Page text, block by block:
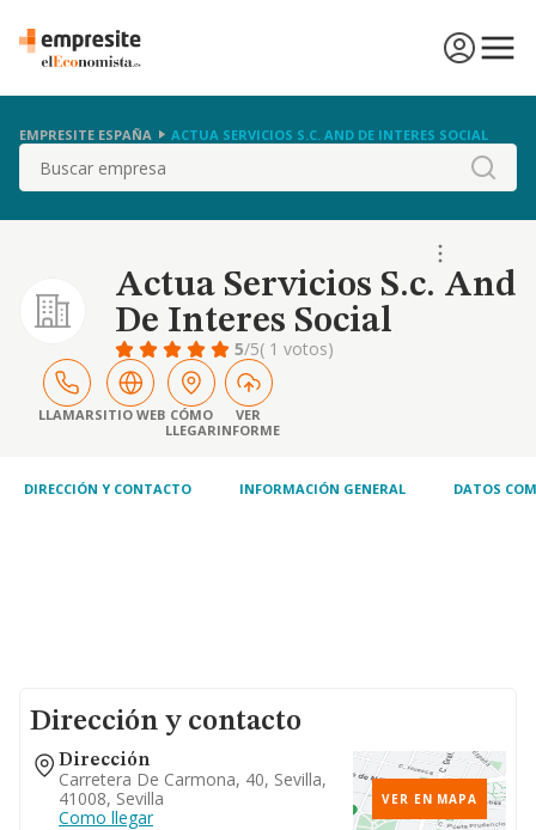
EMPRESITE ESPAÑA ACTUA SERVICIOS S.C. AND DE INTERES SOCIAL
Buscar
Actua Servicios S.c. And
De Interes Social
5/5( 1 votos)
LLAMARSITIO WEB CÓMO
LLEGAR
VER
INFORME
DIRECCIÓN Y CONTACTO INFORMACIÓN GENERAL DATOS
Dirección y contacto
Dirección
Carretera De Carmona, 40, Sevilla,
41008, Sevilla
Como llegar
VER EN MAPA